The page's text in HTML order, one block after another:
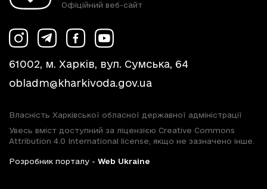
Офіційний веб-сайт
61002, м. Харків, вул. Сумська, 64
obladm@kharkivoda.gov.ua
Власність Харківської обласної державної адміністрації
Увесь вміст доступний за ліцензією Creative Commons
Attribution 4.0 International license, якщо не зазначено інше.
Розробник порталу - Web Ukraine